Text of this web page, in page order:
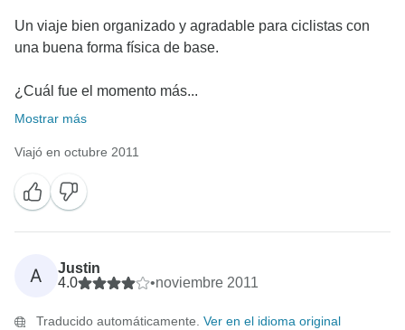
Un viaje bien organizado y agradable para ciclistas con
una buena forma física de base.
¿Cuál fue el momento más...
Mostrar más
Viajó en octubre 2011
A
Justin
4.0
•noviembre 2011
Traducido automáticamente. Ver en el idioma original